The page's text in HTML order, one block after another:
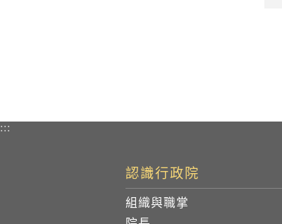
:::
認識行政院
組織與職掌